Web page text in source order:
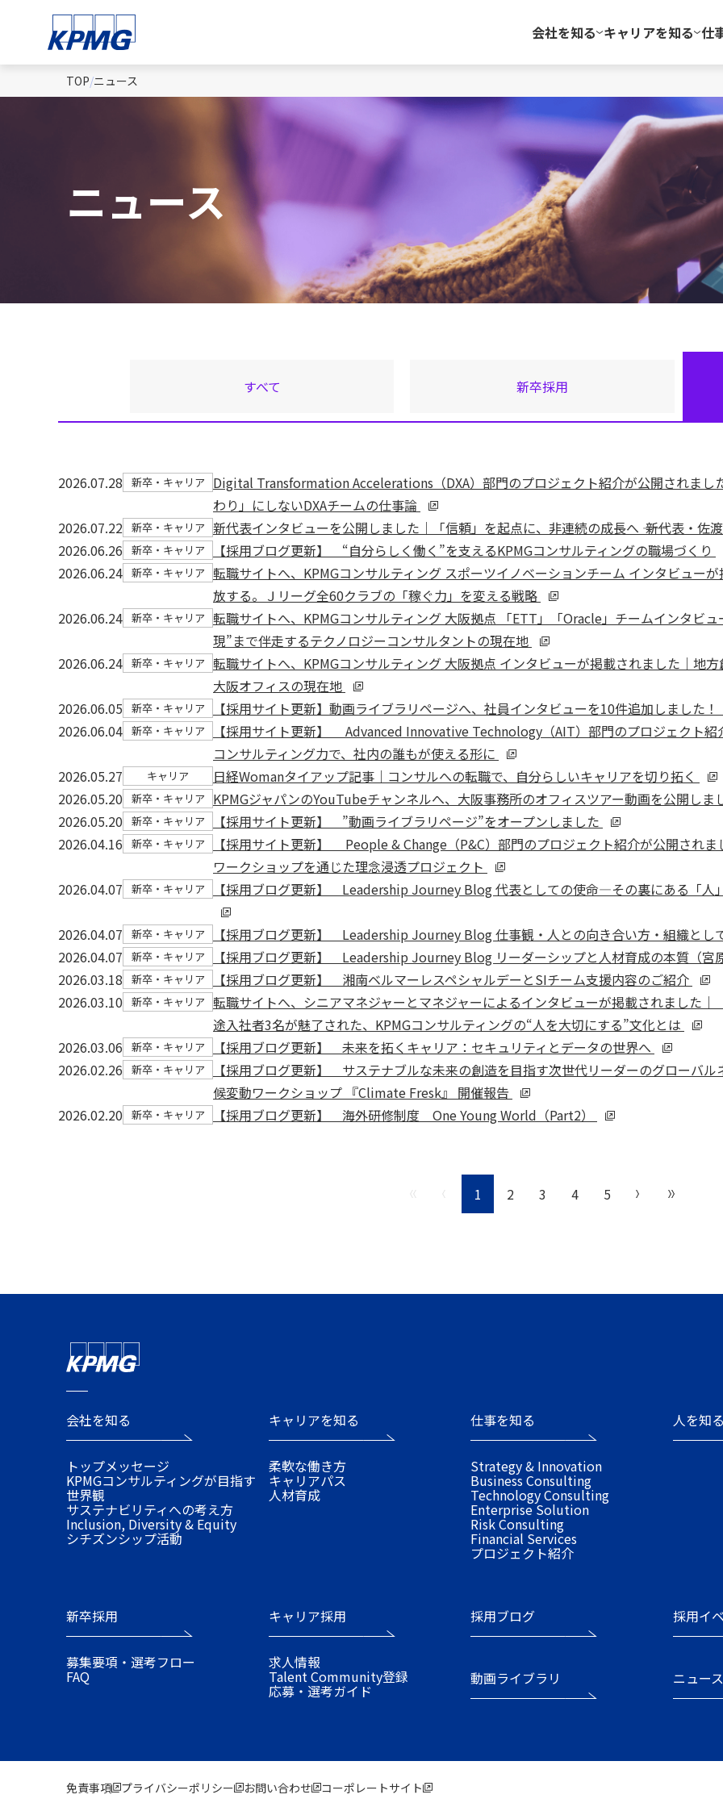
会社を知る キャリアを知る 仕
TOP ニュース
ニュース
すべて 新卒採用
2026.07.28 新卒・キャリア
Digital Transformation Accelerations（DXA）部門のプロジェクト紹介が公開されまし
わり」にしないDXAチームの仕事論
2026.07.22 新卒・キャリア 新代表インタビューを公開しました｜「信頼」を起点に、非連続の成長へ ―― 新代表・
2026.06.26
新卒・キャリア
【採用ブログ更新】 “自分らしく働く”を支えるKPMGコンサルティングの職場づくり
2026.06.24 新卒・キャリア 転職サイトへ、KPMGコンサルティング スポーツイノベーションチーム インタビュー
放する。Ｊリーグ全60クラブの「稼ぐ力」を変える戦略
2026.06.24 新卒・キャリア 転職サイトへ、KPMGコンサルティング 大阪拠点 「ETT」「Oracle」チームインタビ
現”まで伴走するテクノロジーコンサルタントの現在地
2026.06.24 新卒・キャリア 転職サイトへ、KPMGコンサルティング 大阪拠点 インタビューが掲載されました｜地
大阪オフィスの現在地
2026.06.05
新卒・キャリア
【採用サイト更新】動画ライブラリページへ、社員インタビューを10件追加しました
2026.06.04 新卒・キャリア
【採用サイト更新】 Advanced Innovative Technology（AIT）部門のプロジェクト
コンサルティング力で、社内の誰もが使える形に
2026.05.27
キャリア
日経Womanタイアップ記事｜コンサルへの転職で、自分らしいキャリアを切り拓く
2026.05.20
新卒・キャリア
KPMGジャパンのYouTubeチャンネルへ、大阪事務所のオフィスツアー動画を公開しま
2026.05.20
新卒・キャリア
【採用サイト更新】 ”動画ライブラリページ”をオープンしました
2026.04.16
新卒・キャリア
【採用サイト更新】 People & Change（P&C）部門のプロジェクト紹介が公開され
ワークショップを通じた理念浸透プロジェクト
2026.04.07
新卒・キャリア 【採用ブログ更新】 Leadership Journey Blog 代表としての使命―その裏にある「人
2026.04.07 新卒・キャリア
【採用ブログ更新】 Leadership Journey Blog 仕事観・人との向き合い方・組織と
2026.04.07
新卒・キャリア
【採用ブログ更新】 Leadership Journey Blog リーダーシップと人材育成の本質（宮
2026.03.18
新卒・キャリア
【採用ブログ更新】 湘南ベルマーレスペシャルデーとSIチーム支援内容のご紹介
2026.03.10
新卒・キャリア 転職サイトへ、シニアマネジャーとマネジャーによるインタビューが掲載されました｜
途入社者3名が魅了された、KPMGコンサルティングの“人を大切にする”文化とは
2026.03.06
新卒・キャリア
【採用ブログ更新】 未来を拓くキャリア：セキュリティとデータの世界へ
2026.02.26
新卒・キャリア
【採用ブログ更新】 サステナブルな未来の創造を目指す次世代リーダーのグローバ
候変動ワークショップ 『Climate Fresk』 開催報告
2026.02.20
新卒・キャリア 【採用ブログ更新】 海外研修制度 One Young World（Part2）
1 2 3 4 5
会社を知る
トップメッセージ
KPMGコンサルティングが目指す
世界観
サステナビリティへの考え方
Inclusion, Diversity & Equity
シチズンシップ活動
キャリアを知る
柔軟な働き方
キャリアパス
人材育成
仕事を知る
Strategy & Innovation
Business Consulting
Technology Consulting
Enterprise Solution
Risk Consulting
Financial Services
プロジェクト紹介
人を知
新卒採用
募集要項・選考フロー
FAQ
キャリア採用
求人情報
Talent Community登録
応募・選考ガイド
採用ブログ
動画ライブラリ
採用イ
ニュー
免責事項 プライバシーポリシー お問い合わせ コーポレートサイト